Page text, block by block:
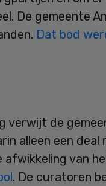
De gemeente
Dat bod
verwijt de
alleen een
van
. De curatoren